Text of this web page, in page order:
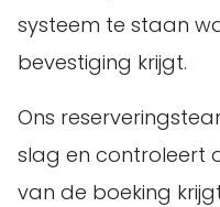
systeem te staan
bevestiging krijgt.
Ons
slag en controleert
van de boeking